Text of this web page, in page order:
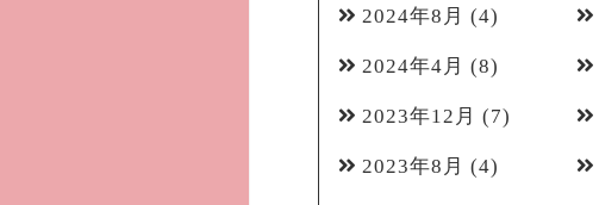
2024年8月 (4)
2024年4月 (8)
2023年12月 (7)
2023年8月 (4)